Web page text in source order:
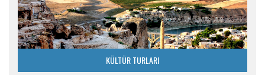
KÜLTÜR TURLARI